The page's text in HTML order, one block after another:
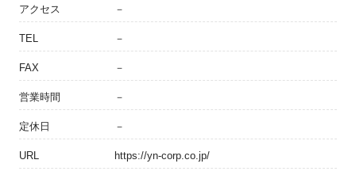
アクセス －
TEL －
FAX －
営業時間 －
定休日 －
URL https://yn-corp.co.jp/